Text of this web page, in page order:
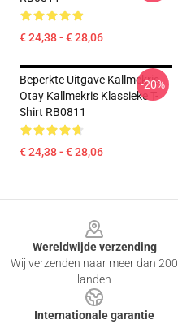
€ 24,38 - € 28,06
Beperkte Uitgave Kallmekris
Otay Kallmekris Klassieke T-
Shirt RB0811
€ 24,38 - € 28,06
-20%
Wereldwijde verzending
Wij verzenden naar meer dan 200
landen
Internationale garantie